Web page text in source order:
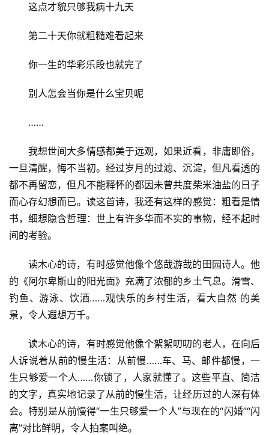
化
生
活
感
游
育
娱
乐
登录 注册
这点才貌只够我病十九天
第二十天你就粗糙难看起来
你一生的华彩乐段也就完了
别人怎会当你是什么宝贝呢
……
我想世间大多情感都美于远观，如果近看，非庸即俗，
一旦清醒，悔不当初。经过岁月的过滤、沉淀，但凡看透的
都不再留恋，但凡不能释怀的都因未曾共度柴米油盐的日子
而心存幻想而已。读这首诗，我还有这样的感觉：粗看是情
书，细想隐含哲理：世上有许多华而不实的事物，经不起时
间的考验。
读木心的诗，有时感觉他像个悠哉游哉的田园诗人。他
的《阿尔卑斯山的阳光面》充满了浓郁的乡土气息。滑雪、
钓鱼、游泳、饮酒……观快乐的乡村生活，看大自然 的美
景，令人遐想万千。
读木心的诗，有时感觉他像个絮絮叨叨的老人，在向后
人诉说着从前的慢生活：从前慢……车、马、邮件都慢，一
生只够爱一个人……你锁了，人家就懂了。这些平直、简洁
的文字，真实地记录了从前的慢生活，让经历过的人深有体
会。特别是从前慢得“一生只够爱一个人”与现在的“闪婚”“闪
离”对比鲜明，令人拍案叫绝。